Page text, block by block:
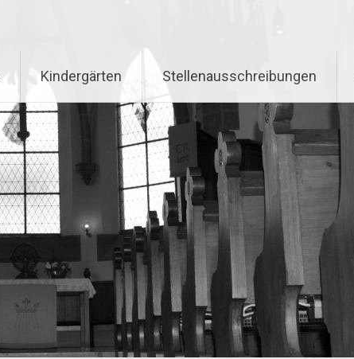
Kindergärten Stellenausschreibungen